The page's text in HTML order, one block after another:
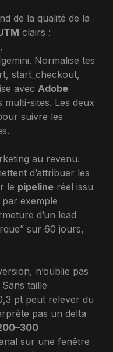
de la qualité de la
clairs :
Normalise tes
start_checkout,
avec Adobe
multi-sites. Les deux
suivre les
au revenu.
d’attribuer les
le pipeline réel issu
exemple
d’un lead
sur 60 jours,
n’oublie pas
Sans taille
pt peut relever du
pas un delta
sur une fenêtre